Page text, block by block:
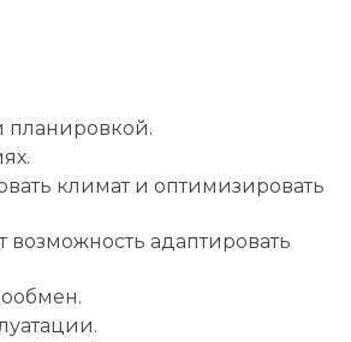
планировкой.
климат и оптимизировать
адаптировать